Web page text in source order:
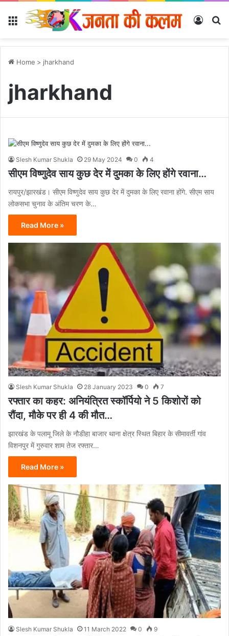
Menu Log In
Home > jharkhand
jharkhand
Slesh Kumar Shukla 29 May 2024 0 4
सीएम विष्णुदेव साय कुछ देर में दुमका के लिए होंगे रवाना…
रायपुर/झारखंड। सीएम विष्णुदेव साय कुछ देर में दुमका के लिए रवाना होंगे. सीएम साय
लोकसभा चुनाव के अंतिम चरण के…
Read More »
Slesh Kumar Shukla 28 January 2023 0 7
रफ्तार का कहर: अनियंत्रित स्कॉर्पियो ने 5 किशोरों को
रौंदा, मौके पर ही 4 की मौत…
झारखंड के पलामू जिले के नौडीहा बाजार थाना क्षेत्र स्थित बिहार के सीमावर्ती गांव
विशनपुर में गुरुवार शाम तेज रफ्तार…
Read More »
Slesh Kumar Shukla 11 March 2022 0 9